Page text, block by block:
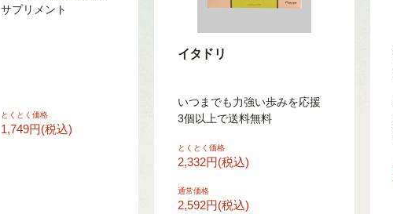
サプリメント
とくとく価格
1,749円(税込)
イタドリ
いつまでも力強い歩みを応援
3個以上で送料無料
とくとく価格
2,332円(税込)
通常価格
2,592円(税込)